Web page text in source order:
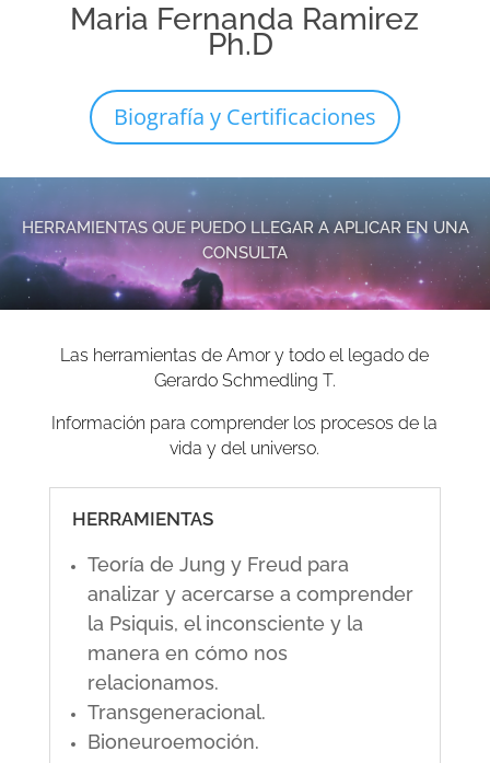
Maria Fernanda Ramirez
Ph.D
Biografía y Certificaciones
HERRAMIENTAS QUE PUEDO LLEGAR A APLICAR EN UNA
CONSULTA
Las herramientas de Amor y todo el legado de
Gerardo Schmedling T.
Información para comprender los procesos de la
vida y del universo.
HERRAMIENTAS
Teoría de Jung y Freud para
analizar y acercarse a comprender
la Psiquis, el inconsciente y la
manera en cómo nos
relacionamos.
Transgeneracional.
Bioneuroemoción.